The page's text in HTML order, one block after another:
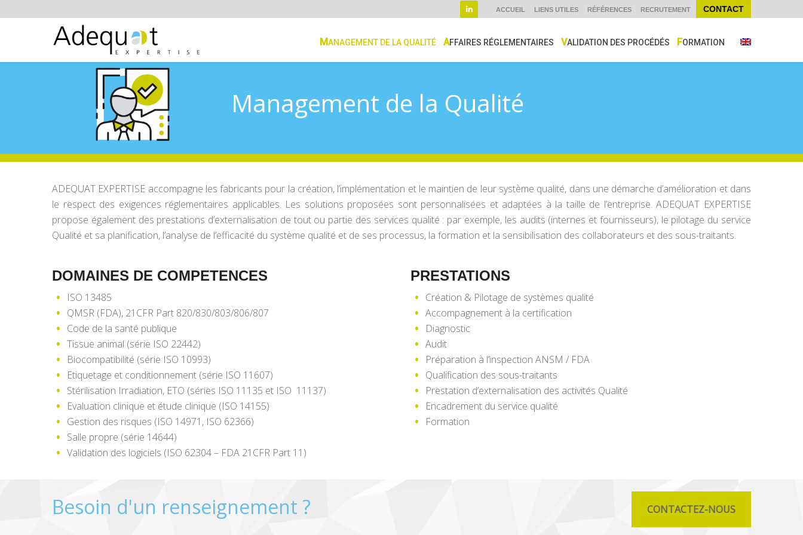
ACCUEIL LIENS UTILES RÉFÉRENCES RECRUTEMENT CONTACT
MANAGEMENT DE LA QUALITÉ AFFAIRES RÉGLEMENTAIRES VALIDATION DES PROCÉDÉS FORMATION
Management de la Qualité
ADEQUAT EXPERTISE accompagne les fabricants pour la création, l’implémentation et le maintien de leur système qualité, dans une démarche d’amélioration et dans
le respect des exigences réglementaires applicables. Les solutions proposées sont personnalisées et adaptées à la taille de l’entreprise. ADEQUAT EXPERTISE
propose également des prestations d’externalisation de tout ou partie des services qualité : par exemple, les audits (internes et fournisseurs), le pilotage du service
Qualité et sa planification, l’analyse de l’efficacité du système qualité et de ses processus, la formation et la sensibilisation des collaborateurs et des sous-traitants.
DOMAINES DE COMPETENCES
ISO 13485
QMSR (FDA), 21CFR Part 820/830/803/806/807
Code de la santé publique
Tissue animal (série ISO 22442)
Biocompatibilité (série ISO 10993)
Etiquetage et conditionnement (série ISO 11607)
Stérilisation Irradiation, ETO (séries ISO 11135 et ISO 11137)
Evaluation clinique et étude clinique (ISO 14155)
Gestion des risques (ISO 14971, ISO 62366)
Salle propre (série 14644)
Validation des logiciels (ISO 62304 – FDA 21CFR Part 11)
PRESTATIONS
Création & Pilotage de systèmes qualité
Accompagnement à la certification
Diagnostic
Audit
Préparation à l’inspection ANSM / FDA
Qualification des sous-traitants
Prestation d’externalisation des activités Qualité
Encadrement du service qualité
Formation
Besoin d'un renseignement ? CONTACTEZ-NOUS